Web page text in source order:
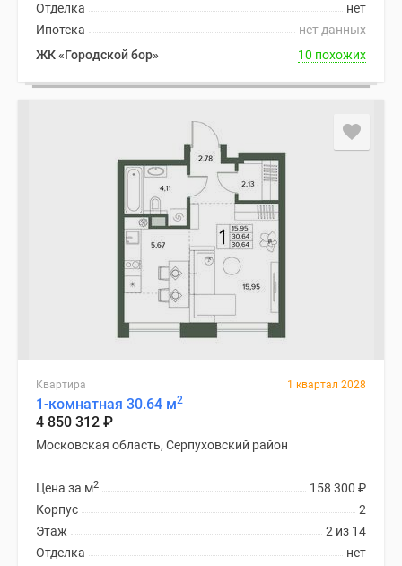
нет
Отделка
нет данных
Ипотека
ЖК «Городской бор»
10 похожих
Квартира 1 квартал 2028
1-комнатная 30.64 м2
4 850 312 ₽
Московская область, Серпуховский район
158 300 ₽
Цена за м2
2
Корпус
2 из 14
Этаж
нет
Отделка